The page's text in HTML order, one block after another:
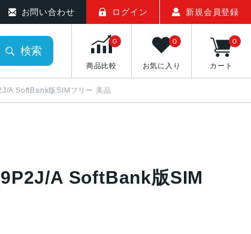
お問い合わせ ログイン 新規会員登録
検索
商品比較
0
お気に入り
0
カート
0
A SoftBank版SIMフリー 美品
A SoftBank版SIM